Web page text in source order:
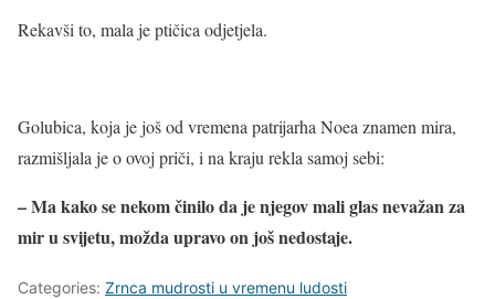
Rekavši to, mala je ptičica odjetjela.
Golubica, koja je još od vremena patrijarha Noea znamen mira,
razmišljala je o ovoj priči, i na kraju rekla samoj sebi:
– Ma kako se nekom činilo da je njegov mali glas nevažan za
mir u svijetu, možda upravo on još nedostaje.
Categories: Zrnca mudrosti u vremenu ludosti